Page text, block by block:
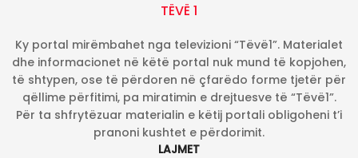
TËVË 1
Ky portal mirëmbahet nga televizioni “Tëvë1”. Materialet
dhe informacionet në këtë portal nuk mund të kopjohen,
të shtypen, ose të përdoren në çfarëdo forme tjetër për
qëllime përfitimi, pa miratimin e drejtuesve të “Tëvë1”.
Për ta shfrytëzuar materialin e këtij portali obligoheni t’i
pranoni kushtet e përdorimit.
LAJMET